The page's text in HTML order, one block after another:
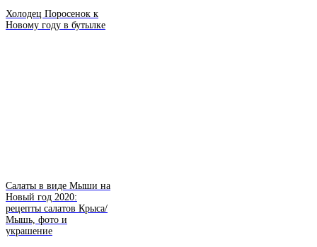
Холодец Поросенок к
Новому году в бутылке
Салаты в виде Мыши на
Новый год 2020:
рецепты салатов Крыса/
Мышь, фото и
украшение